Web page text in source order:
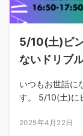
5/10(土)ピ
ないドリブ
いつもお世話に
す。 5/10(土)に
2025年4月22日